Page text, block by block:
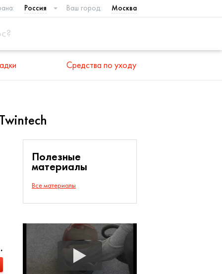
Россия Ваш город: Москва
Средства по уходу
Полезные
материалы
Все материалы